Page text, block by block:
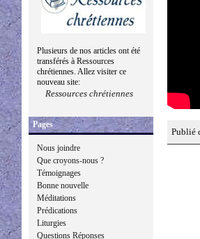
Plusieurs de nos articles ont été
transférés à Ressources
chrétiennes. Allez visiter ce
nouveau site:
Ressources chrétiennes
Pages
Nous joindre
Que croyons-nous ?
Témoignages
Bonne nouvelle
Méditations
Prédications
Liturgies
Questions Réponses
Publié